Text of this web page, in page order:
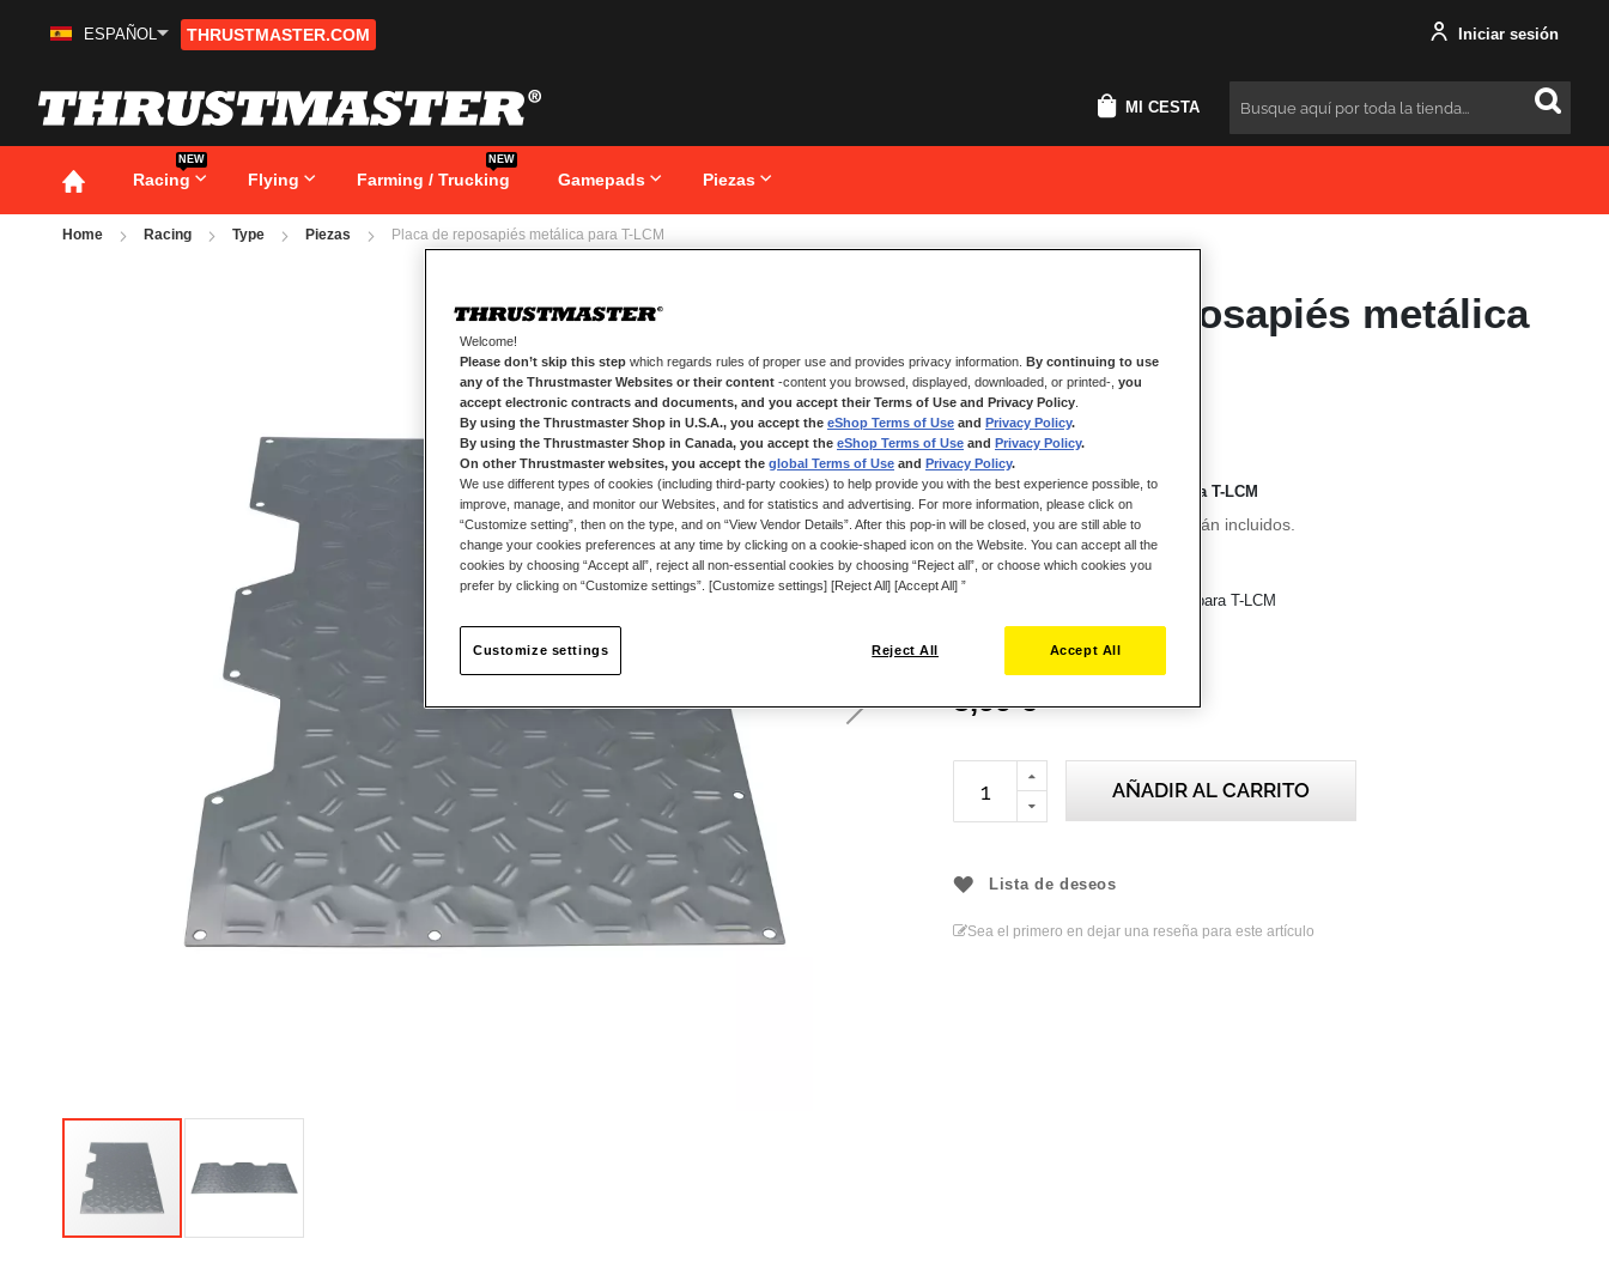
ESPAÑOL THRUSTMASTER.COM Iniciar sesión
MI CESTA Buscar
Racing
NEW
Flying Farming / Trucking
NEW
Gamepads Piezas
Home Racing Type Piezas Placa de reposapiés metálica para T-LCM
la
galería
de
imágenes
Placa de reposapiés metálica
para T-LCM
DISPONIBLE
Placa de reposapiés metálica para T-LCM
Los 14 tornillos de fijación no están incluidos.
CONTENIDO DE LA CAJA
- 1 x placa de reposapiés metálica para T-LCM
- Información de garantía
5,99 €
AÑADIR AL CARRITO
Lista de deseos
Sea el primero en dejar una reseña para este artículo
Welcome!
Please don’t skip this step which regards rules of proper use and provides privacy information. By continuing to use
any of the Thrustmaster Websites or their content -content you browsed, displayed, downloaded, or printed-, you
accept electronic contracts and documents, and you accept their Terms of Use and Privacy Policy
By using the Thrustmaster Shop in U.S.A., you accept the eShop Terms of Use and Privacy Policy.
By using the Thrustmaster Shop in Canada, you accept the eShop Terms of Use and Privacy Policy.
On other Thrustmaster websites, you accept the global Terms of Use and Privacy Policy.
We use different types of cookies (including third-party cookies) to help provide you with the best experience possible, to
improve, manage, and monitor our Websites, and for statistics and advertising. For more information, please click on
“Customize setting”, then on the type, and on “View Vendor Details”. After this pop-in will be closed, you are still able to
change your cookies preferences at any time by clicking on a cookie-shaped icon on the Website. You can accept all the
cookies by choosing “Accept all”, reject all non-essential cookies by choosing “Reject all”, or choose which cookies you
prefer by clicking on “Customize settings”. [Customize settings] [Reject All] [Accept All] ”
Reject All Accept All
Customize settings